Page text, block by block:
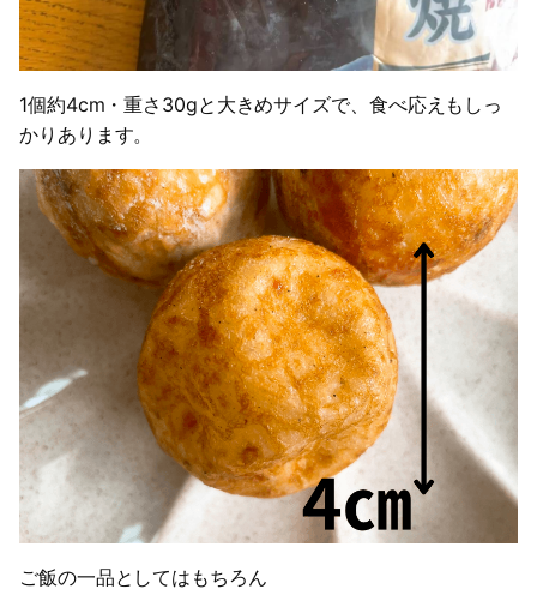
1個約4cm・重さ30gと大きめサイズで、食べ応えもしっ
かりあります。
ご飯の一品としてはもちろん